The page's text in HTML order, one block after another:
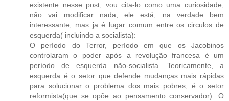
existente nesse post, vou cita-lo como uma curiosidade,
não vai modificar nada, ele está, na verdade bem
interessante, mas ja é lugar comum entre os circulos de
esquerda( incluindo a socialista):
O período do Terror, período em que os Jacobinos
controlaram o poder após a revolução francesa é um
período de esquerda não-socialista. Teoricamente, a
esquerda é o setor que defende mudanças mais rápidas
para solucionar o problema dos mais pobres, é o setor
reformista(que se opõe ao pensamento conservador). O